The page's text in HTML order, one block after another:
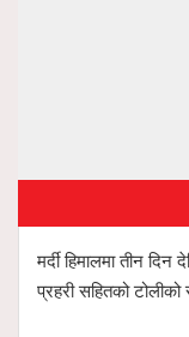
मर्दी हिमालमा तीन
प्रहरी सहितको टोलीको